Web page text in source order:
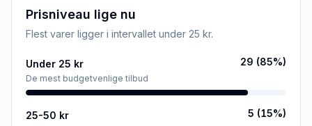
Prisniveau lige nu
Flest varer ligger i intervallet under 25 kr.
Under 25 kr
De mest budgetvenlige tilbud
29 (85%)
25-50 kr 5 (15%)